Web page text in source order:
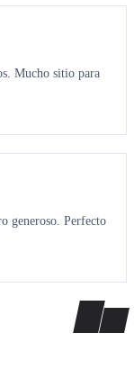
Mucho sitio para
generoso. Perfecto